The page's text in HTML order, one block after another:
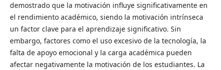
demostrado que la motivación influye significativamente en
el rendimiento académico, siendo la motivación intrínseca
un factor clave para el aprendizaje significativo. Sin
embargo, factores como el uso excesivo de la tecnología, la
falta de apoyo emocional y la carga académica pueden
afectar negativamente la motivación de los estudiantes. La